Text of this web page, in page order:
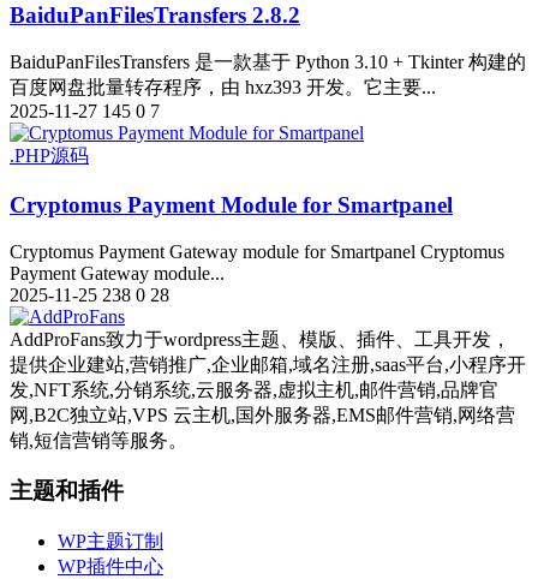
BaiduPanFilesTransfers 2.8.2
BaiduPanFilesTransfers 是一款基于 Python 3.10 + Tkinter 构建的
百度网盘批量转存程序，由 hxz393 开发。它主要...
2025-11-27 145 0 7
.PHP源码
Cryptomus Payment Module for Smartpanel
Cryptomus Payment Gateway module for Smartpanel Cryptomus
Payment Gateway module...
2025-11-25 238 0 28
AddProFans致力于wordpress主题、模版、插件、工具开发，
提供企业建站,营销推广,企业邮箱,域名注册,saas平台,小程序开
发,NFT系统,分销系统,云服务器,虚拟主机,邮件营销,品牌官
网,B2C独立站,VPS 云主机,国外服务器,EMS邮件营销,网络营
销,短信营销等服务。
主题和插件
WP主题订制
WP插件中心